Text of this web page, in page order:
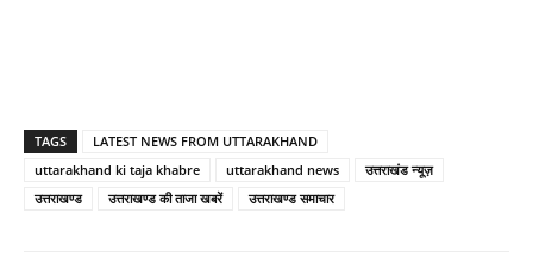
TAGS
LATEST NEWS FROM UTTARAKHAND
uttarakhand ki taja khabre
uttarakhand news
उत्तराखंड न्यूज़
उत्तराखण्ड
उत्तराखण्ड की ताजा खबरें उत्तराखण्ड समाचार